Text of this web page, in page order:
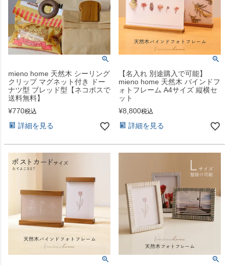
mieno home 天然木 シーリング
クリップ マグネット付き ドー
ナツ型 ブレッド型【ネコポスで
送料無料】
¥770税込
詳細を見る
【名入れ 別途購入で可能】
mieno home 天然木 バインドフ
ォトフレーム A4サイズ 縦横セ
ット
¥8,800税込
詳細を見る